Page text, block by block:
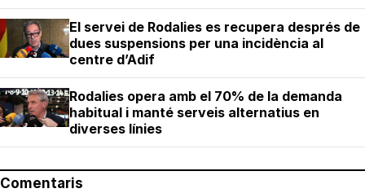
El servei de Rodalies es recupera després de
dues suspensions per una incidència al
centre d’Adif
Rodalies opera amb el 70% de la demanda
habitual i manté serveis alternatius en
diverses línies
Comentaris